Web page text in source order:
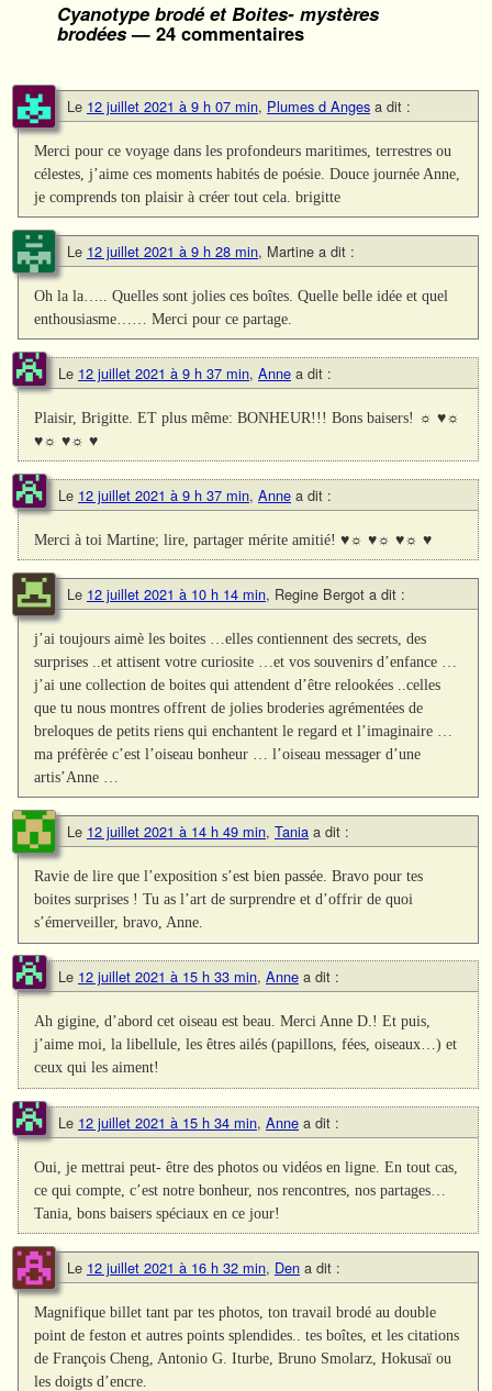
Cyanotype brodé et Boites- mystères
brodées— 24 commentaires
Le 12 juillet 2021 à 9 h 07 min, Plumes d Anges a dit :
Merci pour ce voyage dans les profondeurs maritimes, terrestres ou
célestes, j’aime ces moments habités de poésie. Douce journée Anne,
je comprends ton plaisir à créer tout cela. brigitte
Le 12 juillet 2021 à 9 h 28 min, Martine a dit :
Oh la la….. Quelles sont jolies ces boîtes. Quelle belle idée et quel
enthousiasme…… Merci pour ce partage.
Le 12 juillet 2021 à 9 h 37 min, Anne a dit :
Plaisir, Brigitte. ET plus même: BONHEUR!!! Bons baisers! ☼ ♥☼
♥☼ ♥☼ ♥
Le 12 juillet 2021 à 9 h 37 min, Anne a dit :
Merci à toi Martine; lire, partager mérite amitié! ♥☼ ♥☼ ♥☼ ♥
Le 12 juillet 2021 à 10 h 14 min, Regine Bergot a dit :
j’ai toujours aimè les boites …elles contiennent des secrets, des
surprises ..et attisent votre curiosite …et vos souvenirs d’enfance …
j’ai une collection de boites qui attendent d’être relookées ..celles
que tu nous montres offrent de jolies broderies agrémentées de
breloques de petits riens qui enchantent le regard et l’imaginaire …
ma préfèrée c’est l’oiseau bonheur … l’oiseau messager d’une
artis’Anne …
Le 12 juillet 2021 à 14 h 49 min, Tania a dit :
Ravie de lire que l’exposition s’est bien passée. Bravo pour tes
boites surprises ! Tu as l’art de surprendre et d’offrir de quoi
s’émerveiller, bravo, Anne.
Le 12 juillet 2021 à 15 h 33 min, Anne a dit :
Ah gigine, d’abord cet oiseau est beau. Merci Anne D.! Et puis,
j’aime moi, la libellule, les êtres ailés (papillons, fées, oiseaux…) et
ceux qui les aiment!
Le 12 juillet 2021 à 15 h 34 min, Anne a dit :
Oui, je mettrai peut- être des photos ou vidéos en ligne. En tout cas,
ce qui compte, c’est notre bonheur, nos rencontres, nos partages…
Tania, bons baisers spéciaux en ce jour!
Le 12 juillet 2021 à 16 h 32 min, Den a dit :
Magnifique billet tant par tes photos, ton travail brodé au double
point de feston et autres points splendides.. tes boîtes, et les citations
de François Cheng, Antonio G. Iturbe, Bruno Smolarz, Hokusaï ou
les doigts d’encre.